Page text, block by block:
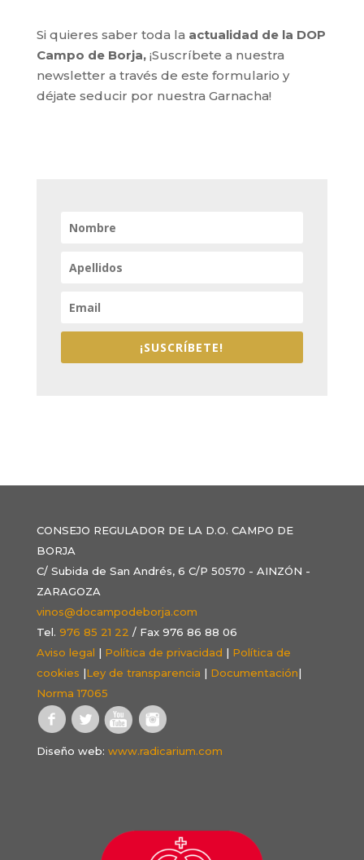
Si quieres saber toda la actualidad de la DOP
Campo de Borja,¡Suscríbete a nuestra
newsletter a través de este formulario y
déjate seducir por nuestra Garnacha!
¡SUSCRÍBETE!
CONSEJO REGULADOR DE LA D.O. CAMPO DE
BORJA
C/ Subida de San Andrés, 6 C/P 50570 - AINZÓN -
ZARAGOZA
vinos@docampodeborja.com
Tel. 976 85 21 22 / Fax 976 86 88 06
Aviso legal | Política de privacidad | Política de
cookies |Ley de transparencia | Documentación|
Norma 17065
Diseño web: www.radicarium.com